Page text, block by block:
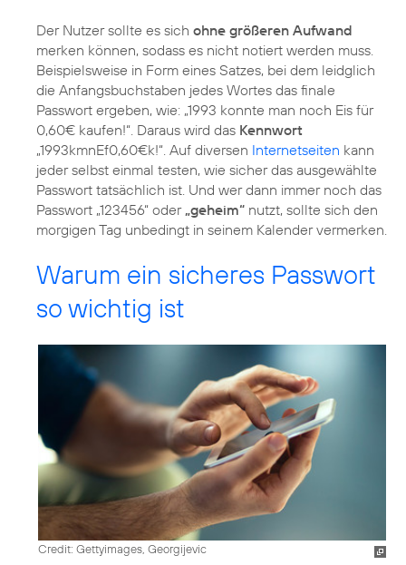
Der Nutzer sollte es sich ohne größeren Aufwand
merken können, sodass es nicht notiert werden muss.
Beispielsweise in Form eines Satzes, bei dem leidglich
die Anfangsbuchstaben jedes Wortes das finale
Passwort ergeben, wie: „1993 konnte man noch Eis für
0,60€ kaufen!“. Daraus wird das Kennwort
„1993kmnEf0,60€k!“. Auf diversen Internetseiten kann
jeder selbst einmal testen, wie sicher das ausgewählte
Passwort tatsächlich ist. Und wer dann immer noch das
Passwort „123456“ oder „geheim“ nutzt, sollte sich den
morgigen Tag unbedingt in seinem Kalender vermerken.
Warum ein sicheres Passwort
so wichtig ist
Credit: Gettyimages, Georgijevic